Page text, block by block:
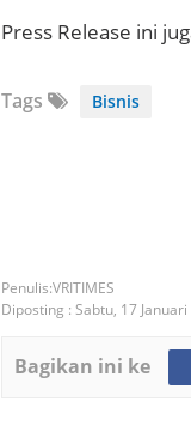
Press Release ini
Tags Bisnis
VRITIMES
Diposting : Sabtu, 17 Januari
Bagikan ini ke